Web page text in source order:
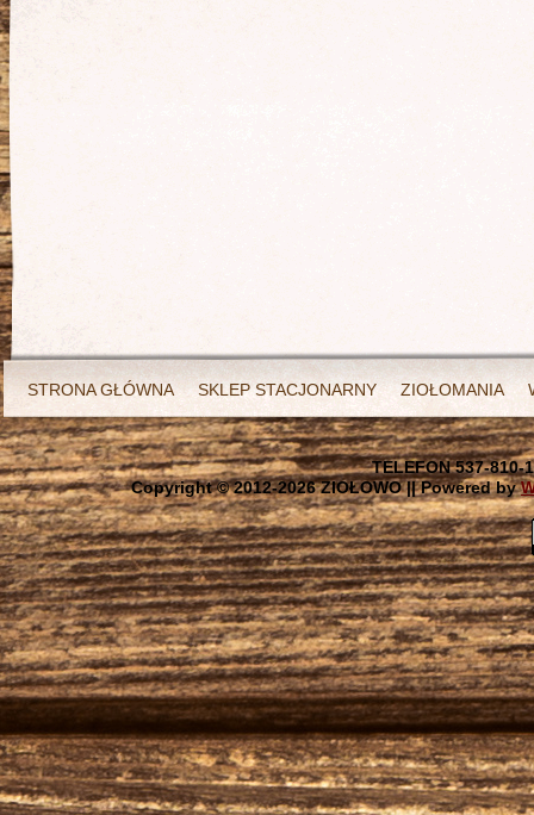
STRONA GŁÓWNA SKLEP STACJONARNY ZIOŁOMANIA
TELEFON 537-810-
Copyright © 2012-2026 ZIOŁOWO || Powered by